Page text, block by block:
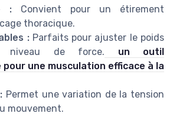
: Convient pour un étirement
thoracique.
:Parfaits pour ajuster le poids
niveau de force. un outil
pour une musculation efficace à la
Permet une variation de la tension
mouvement.